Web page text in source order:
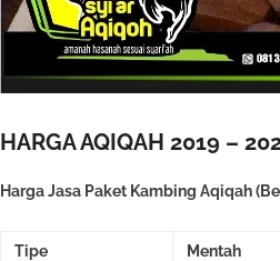
HARGA AQIQAH 2019 –
Harga Jasa Paket Kambing Aqiqah
Tipe Mentah